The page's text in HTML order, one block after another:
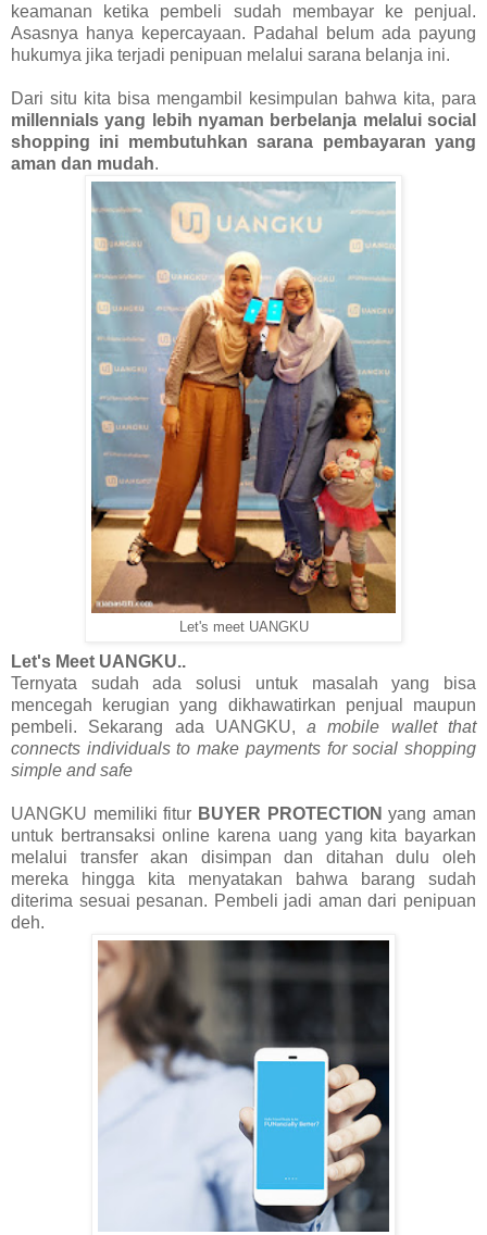
keamanan ketika pembeli sudah membayar ke penjual.
Asasnya hanya kepercayaan. Padahal belum ada payung
hukumya jika terjadi penipuan melalui sarana belanja ini.
Dari situ kita bisa mengambil kesimpulan bahwa kita, para
millennials yang lebih nyaman berbelanja melalui social
shopping ini membutuhkan sarana pembayaran yang
aman dan mudah.
Let's meet UANGKU
Let's Meet UANGKU..
Ternyata sudah ada solusi untuk masalah yang bisa
mencegah kerugian yang dikhawatirkan penjual maupun
pembeli. Sekarang ada UANGKU,a mobile wallet that
connects individuals to make payments for social shopping
simple and safe
UANGKU memiliki fitur BUYER PROTECTIONyang aman
untuk bertransaksi online karena uang yang kita bayarkan
melalui transfer akan disimpan dan ditahan dulu oleh
mereka hingga kita menyatakan bahwa barang sudah
diterima sesuai pesanan. Pembeli jadi aman dari penipuan
deh.